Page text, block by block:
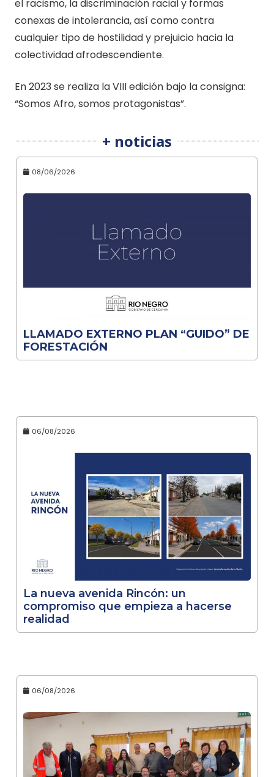
el racismo, la discriminación racial y formas
conexas de intolerancia, así como contra
cualquier tipo de hostilidad y prejuicio hacia la
colectividad afrodescendiente.
En 2023 se realiza la VIII edición bajo la consigna:
“Somos Afro, somos protagonistas”.
+ noticias
08/06/2026
LLAMADO EXTERNO PLAN “GUIDO” DE
FORESTACIÓN
06/08/2026
La nueva avenida Rincón: un
compromiso que empieza a hacerse
realidad
06/08/2026